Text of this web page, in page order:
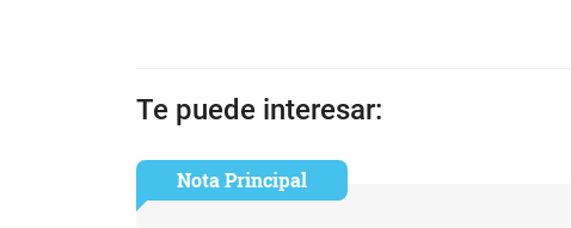
Te puede interesar:
Nota Principal